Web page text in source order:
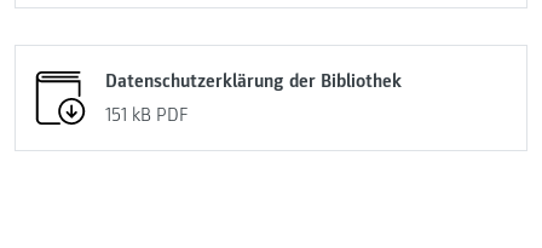
Datenschutzerklärung der Bibliothek
151 kB PDF